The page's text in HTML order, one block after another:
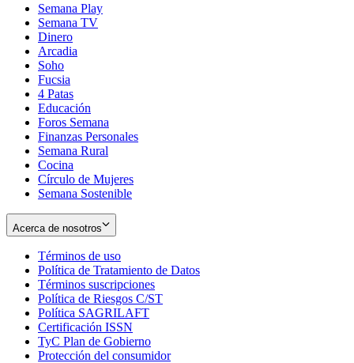
Semana Play
Semana TV
Dinero
Arcadia
Soho
in
new
window
Fucsia
in
new
window
4 Patas
Educación
Foros Semana
Finanzas Personales
Semana Rural
Cocina
Círculo de Mujeres
Semana Sostenible
Acerca de nosotros
Términos de uso
in
new
window
Política de Tratamiento de Datos
Términos suscripciones
in
Política de Riesgos C/ST
Política SAGRILAFT
new
window
Certificación ISSN
in
new
TyC Plan de Gobierno
in
Protección del consumidorOpens